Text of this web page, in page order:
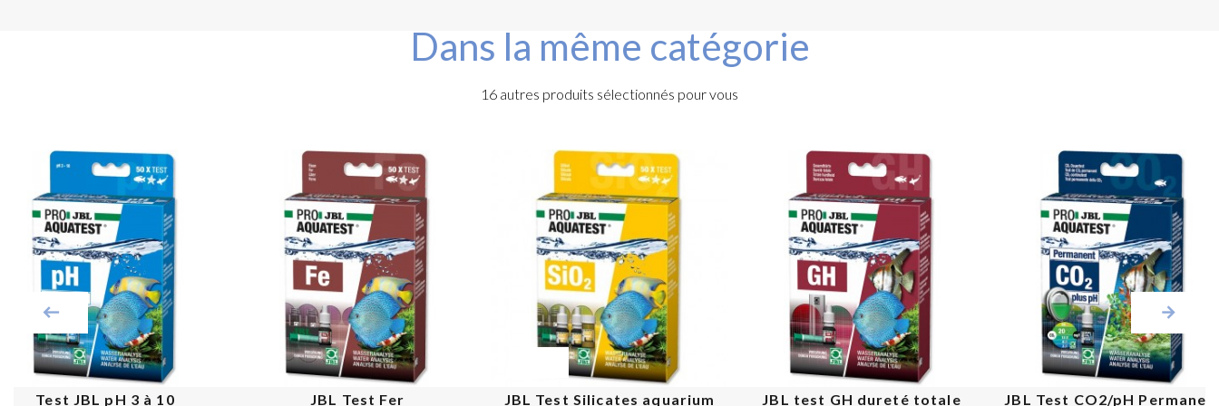
Dans la même catégorie
16 autres produits sélectionnés pour vous
Test JBL pH 3 à 10 JBL Test Fer JBL Test Silicates aquarium JBL test GH dureté totale JBL Test CO2/pH